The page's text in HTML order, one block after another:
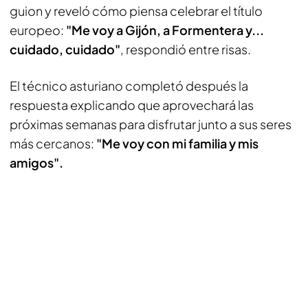
guion y reveló cómo piensa celebrar el título
europeo: "Me voy a Gijón, a Formentera y...
cuidado, cuidado", respondió entre risas.
El técnico asturiano completó después la
respuesta explicando que aprovechará las
próximas semanas para disfrutar junto a sus seres
más cercanos: "Me voy con mi familia y mis
amigos".